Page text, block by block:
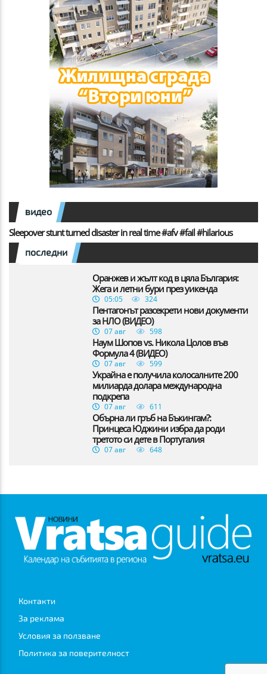
видео
Sleepover stunt turned disaster in real time #afv #fail #hilarious
последни
Оранжев и жълт код в цяла България:
Жега и летни бури през уикенда
05:05 324
Пентагонът разсекрети нови документи
за НЛО (ВИДЕО)
07 авг 598
Наум Шопов vs. Никола Цолов във
Формула 4 (ВИДЕО)
07 авг 599
Украйна е получила колосалните 200
милиарда долара международна
подкрепа
07 авг 611
Обърна ли гръб на Бъкингам?:
Принцеса Юджини избра да роди
третото си дете в Португалия
07 авг 648
Контакти
За реклама
Условия за ползване
Политика за поверителност